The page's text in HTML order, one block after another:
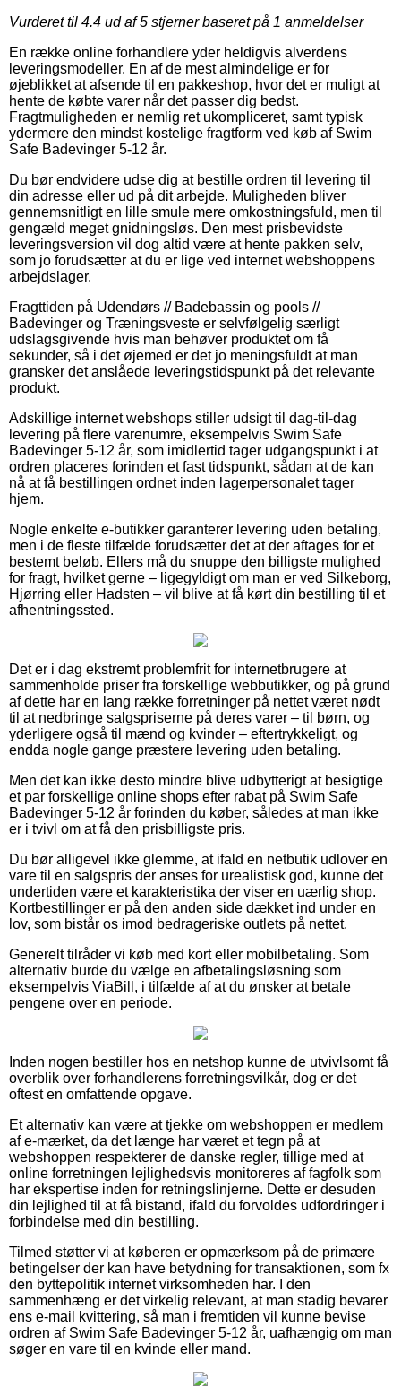
Vurderet til 4.4 ud af 5 stjerner baseret på 1 anmeldelser
En række online forhandlere yder heldigvis alverdens
leveringsmodeller. En af de mest almindelige er for
øjeblikket at afsende til en pakkeshop, hvor det er muligt at
hente de købte varer når det passer dig bedst.
Fragtmuligheden er nemlig ret ukompliceret, samt typisk
ydermere den mindst kostelige fragtform ved køb af Swim
Safe Badevinger 5-12 år.
Du bør endvidere udse dig at bestille ordren til levering til
din adresse eller ud på dit arbejde. Muligheden bliver
gennemsnitligt en lille smule mere omkostningsfuld, men til
gengæld meget gnidningsløs. Den mest prisbevidste
leveringsversion vil dog altid være at hente pakken selv,
som jo forudsætter at du er lige ved internet webshoppens
arbejdslager.
Fragttiden på Udendørs // Badebassin og pools //
Badevinger og Træningsveste er selvfølgelig særligt
udslagsgivende hvis man behøver produktet om få
sekunder, så i det øjemed er det jo meningsfuldt at man
gransker det anslåede leveringstidspunkt på det relevante
produkt.
Adskillige internet webshops stiller udsigt til dag-til-dag
levering på flere varenumre, eksempelvis Swim Safe
Badevinger 5-12 år, som imidlertid tager udgangspunkt i at
ordren placeres forinden et fast tidspunkt, sådan at de kan
nå at få bestillingen ordnet inden lagerpersonalet tager
hjem.
Nogle enkelte e-butikker garanterer levering uden betaling,
men i de fleste tilfælde forudsætter det at der aftages for et
bestemt beløb. Ellers må du snuppe den billigste mulighed
for fragt, hvilket gerne – ligegyldigt om man er ved Silkeborg,
Hjørring eller Hadsten – vil blive at få kørt din bestilling til et
afhentningssted.
Det er i dag ekstremt problemfrit for internetbrugere at
sammenholde priser fra forskellige webbutikker, og på grund
af dette har en lang række forretninger på nettet været nødt
til at nedbringe salgspriserne på deres varer – til børn, og
yderligere også til mænd og kvinder – eftertrykkeligt, og
endda nogle gange præstere levering uden betaling.
Men det kan ikke desto mindre blive udbytterigt at besigtige
et par forskellige online shops efter rabat på Swim Safe
Badevinger 5-12 år forinden du køber, således at man ikke
er i tvivl om at få den prisbilligste pris.
Du bør alligevel ikke glemme, at ifald en netbutik udlover en
vare til en salgspris der anses for urealistisk god, kunne det
undertiden være et karakteristika der viser en uærlig shop.
Kortbestillinger er på den anden side dækket ind under en
lov, som bistår os imod bedrageriske outlets på nettet.
Generelt tilråder vi køb med kort eller mobilbetaling. Som
alternativ burde du vælge en afbetalingsløsning som
eksempelvis ViaBill, i tilfælde af at du ønsker at betale
pengene over en periode.
Inden nogen bestiller hos en netshop kunne de utvivlsomt få
overblik over forhandlerens forretningsvilkår, dog er det
oftest en omfattende opgave.
Et alternativ kan være at tjekke om webshoppen er medlem
af e-mærket, da det længe har været et tegn på at
webshoppen respekterer de danske regler, tillige med at
online forretningen lejlighedsvis monitoreres af fagfolk som
har ekspertise inden for retningslinjerne. Dette er desuden
din lejlighed til at få bistand, ifald du forvoldes udfordringer i
forbindelse med din bestilling.
Tilmed støtter vi at køberen er opmærksom på de primære
betingelser der kan have betydning for transaktionen, som fx
den byttepolitik internet virksomheden har. I den
sammenhæng er det virkelig relevant, at man stadig bevarer
ens e-mail kvittering, så man i fremtiden vil kunne bevise
ordren af Swim Safe Badevinger 5-12 år, uafhængig om man
søger en vare til en kvinde eller mand.